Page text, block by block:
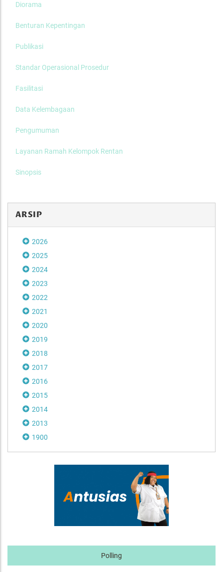
Diorama
Benturan Kepentingan
Publikasi
Standar Operasional Prosedur
Fasilitasi
Data Kelembagaan
Pengumuman
Layanan Ramah Kelompok Rentan
Sinopsis
ARSIP
2026
2025
2024
2023
2022
2021
2020
2019
2018
2017
2016
2015
2014
2013
1900
Polling